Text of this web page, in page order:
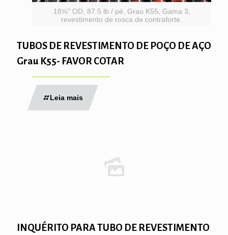
18⅝" OD, 87.5 lb / pé, Grau K55, Gama 3,
revestimento de rosca de contraforte.
TUBOS DE REVESTIMENTO DE POÇO DE AÇO
Grau K55- FAVOR COTAR
Leia mais
INQUÉRITO PARA TUBO DE REVESTIMENTO